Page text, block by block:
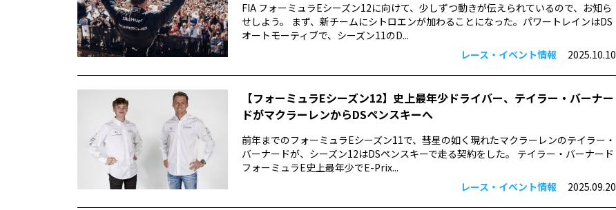
FIA フォーミュラEシーズン12に向けて、少しずつ動きが伝えられているので、お知ら
せしよう。 まず、新チームにシトロエンが加わることになった。パワートレインはDS
オートモーティブで、シーズン11のD...
レース・イベント情報
2025.10.10
【フォーミュラEシーズン12】史上最年少ドライバー、テイラー・バーナー
ドがマクラーレンからDSペンスキーへ
前年までのフォーミュラEシーズン11で、彗星の如く現れたマクラーレンのテイラー・
バーナードが、シーズン12はDSペンスキーで走る契約をした。 テイラー・バーナード
フォーミュラE史上最年少でE-Prix...
レース・イベント情報
2025.09.20